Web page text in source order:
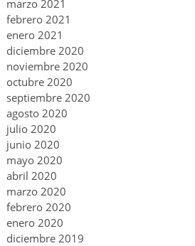
marzo 2021
febrero 2021
enero 2021
diciembre 2020
noviembre 2020
octubre 2020
septiembre 2020
agosto 2020
julio 2020
junio 2020
mayo 2020
abril 2020
marzo 2020
febrero 2020
enero 2020
diciembre 2019